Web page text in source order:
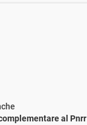
al Pnrr